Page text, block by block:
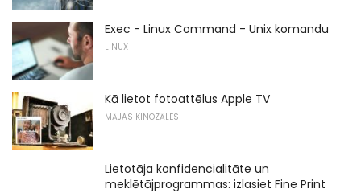
Exec - Linux Command - Unix komandu
LINUX
Kā lietot fotoattēlus Apple TV
MĀJAS KINOZĀLES
Lietotāja konfidencialitāte un
meklētājprogrammas: izlasiet Fine Print